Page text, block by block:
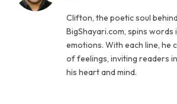
Clifton, the poetic soul
BigShayari.com, spins
emotions. With each line, he
of feelings, inviting readers
his heart and mind.